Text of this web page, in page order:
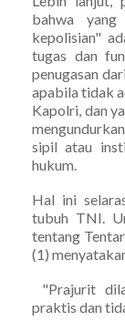
bahwa
kepolisian"
tugas dan
penugasan
apabila tidak
Kapolri, dan
sipil atau
hukum.
Hal ini
tubuh TNI.
tentang
(1)
"Prajurit
praktis dan